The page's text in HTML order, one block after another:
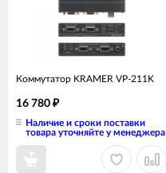
Коммутатор KRAMER VP-211K
16 780 ₽
Наличие и сроки поставки
товара уточняйте у менеджера